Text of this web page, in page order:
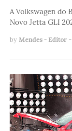
A Volkswagen do
Novo Jetta GLI
by Mendes - Editor -